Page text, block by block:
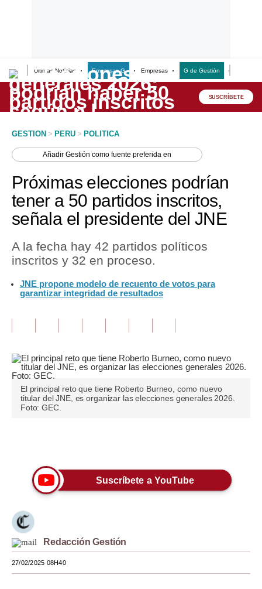
Últimas Noticias Empresas G Empresas G de Gestión
Lo último
Peru Quiosco
Economía
Mercados
Política
Tu Dinero
Inmobiliarias
Plus G
Opinión
Editorial
Tendencias
Lujo
Viajes
Moda
Estilos
SUSCRÍBETE
GESTION > PERU > POLITICA
AñadirGestión como fuente preferida en
Próximas elecciones podrían
tener a 50 partidos inscritos,
señala el presidente del JNE
A la fecha hay 42 partidos políticos
inscritos y 32 en proceso.
JNE propone modelo de recuento de votos para
garantizar integridad de resultados
El principal reto que tiene Roberto Burneo, como nuevo
titular del JNE, es organizar las elecciones generales 2026.
Foto: GEC.
Suscríbete a YouTube
Redacción Gestión
27/02/2025 08H40